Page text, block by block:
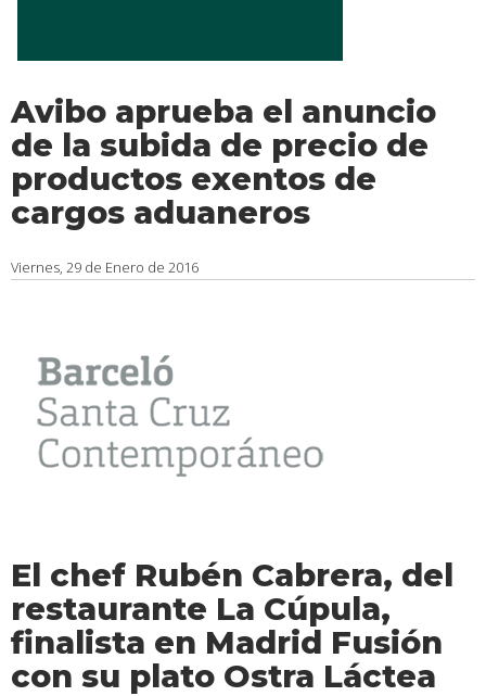
Avibo aprueba el anuncio
de la subida de precio de
productos exentos de
cargos aduaneros
Viernes, 29 de Enero de 2016
El chef Rubén Cabrera, del
restaurante La Cúpula,
finalista en Madrid Fusión
con su plato Ostra Láctea